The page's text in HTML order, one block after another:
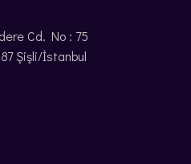
Cd. No : 75
Şişli/İstanbul